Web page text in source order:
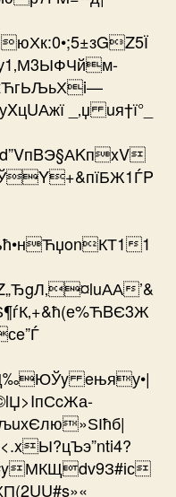
_‚џ uя†ї°_
1
’&
eњяу•|